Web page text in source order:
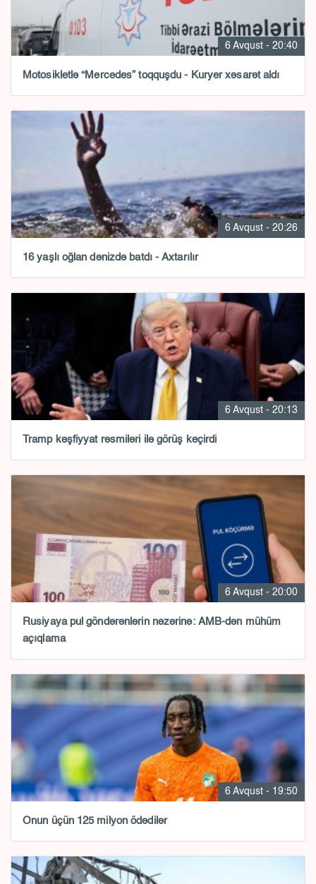
6 Avqust - 20:40
Motosikletlə “Mercedes” toqquşdu - Kuryer xəsarət aldı
6 Avqust - 20:26
16 yaşlı oğlan dənizdə batdı - Axtarılır
6 Avqust - 20:13
Tramp kəşfiyyat rəsmiləri ilə görüş keçirdi
6 Avqust - 20:00
Rusiyaya pul göndərənlərin nəzərinə: AMB-dən mühüm
açıqlama
6 Avqust - 19:50
Onun üçün 125 milyon ödədilər